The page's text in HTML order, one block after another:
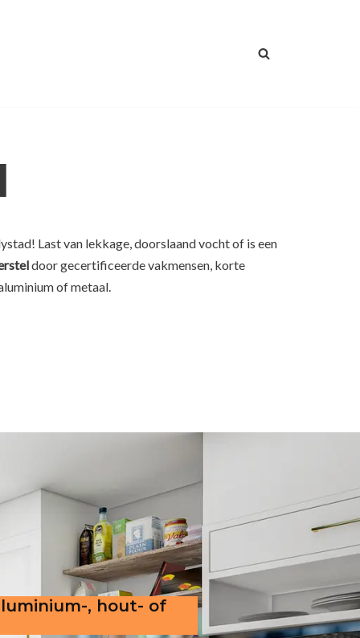
Last van lekkage, doorslaand vocht of is een
door gecertificeerde vakmensen, korte
of metaal.
, hout- of